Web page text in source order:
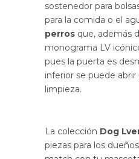
sostenedor para
para la comida o el
perros que, además
monograma LV
pues la puerta es
inferior se puede abrir
limpieza.
La colección Dog
piezas para los